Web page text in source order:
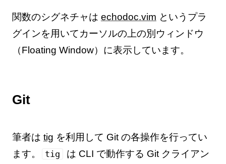
関数のシグネチャは echodoc.vim というプラ
グインを用いてカーソルの上の別ウィンドウ
（Floating Window）に表示しています。
Git
筆者は tig を利用して Git の各操作を行ってい
ます。
tig
は CLI で動作する Git クライアン